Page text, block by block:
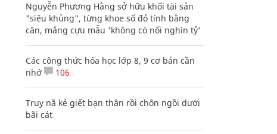
Nguyễn Phương Hằng sở hữu khối tài sản
"siêu khủng", từng khoe sổ đỏ tính bằng
cân, mắng cựu mẫu 'không có nổi nghìn tỷ'
Các công thức hóa học lớp 8, 9 cơ bản cần
nhớ
106
Truy nã kẻ giết bạn thân rồi chôn ngồi dưới
bãi cát